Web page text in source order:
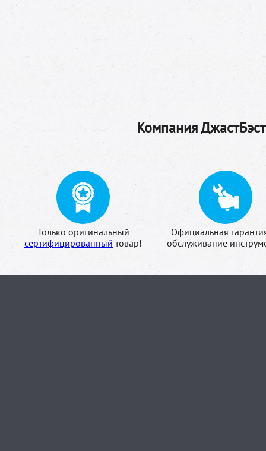
Компания
Только оригинальный
сертифицированный товар!
Официальная
обслуживание